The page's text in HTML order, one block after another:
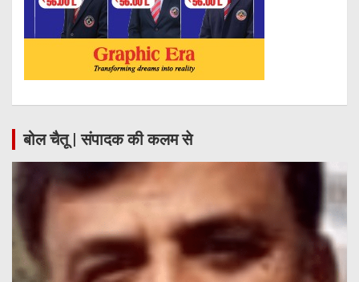
बोल चैतू | संपादक की कलम से